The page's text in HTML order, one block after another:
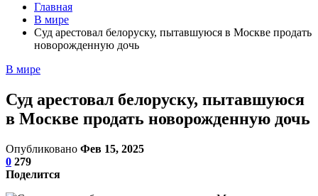
Главная
В мире
Суд арестовал белоруску, пытавшуюся в Москве продать
новорожденную дочь
В мире
Суд арестовал белоруску, пытавшуюся
в Москве продать новорожденную дочь
Опубликовано Фев 15, 2025
0 279
Поделится